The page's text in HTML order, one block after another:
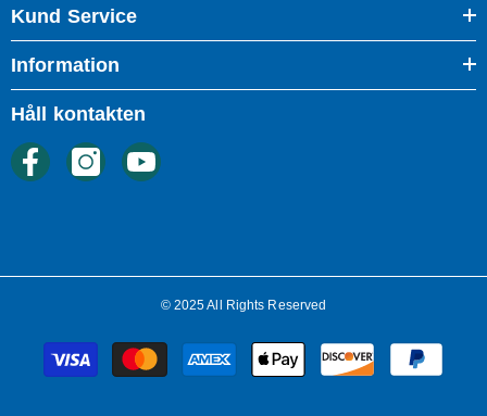
Kund Service
Information
Håll kontakten
© 2025 All Rights Reserved
Betalningsmetoder